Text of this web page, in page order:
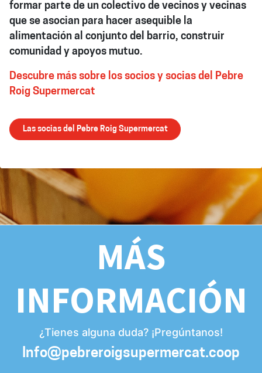
formar parte de un colectivo de vecinos y vecinas
que se asocian para hacer asequible la
alimentación al conjunto del barrio, construir
comunidad y apoyos mutuo.
Descubre más sobre los socios y socias del Pebre
Roig Supermercat
Las socias del Pebre Roig Supermercat
MÁS
INFORMACIÓN
¿Tienes alguna duda? ¡Pregúntanos!
Info@pebreroigsupermercat.coop